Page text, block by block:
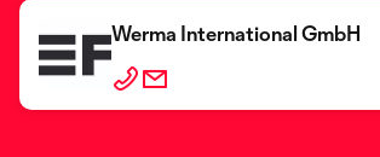
Werma International GmbH